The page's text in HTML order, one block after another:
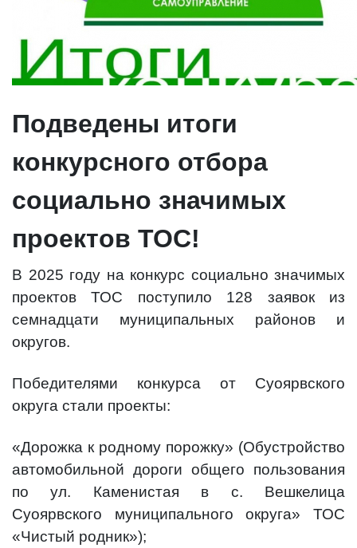
Подведены итоги
конкурсного отбора
социально значимых
проектов ТОС!
В 2025 году на конкурс социально значимых
проектов ТОС поступило 128 заявок из
семнадцати муниципальных районов и
округов.
Победителями конкурса от Суоярвского
округа стали проекты:
«Дорожка к родному порожку» (Обустройство
автомобильной дороги общего пользования
по ул. Каменистая в с. Вешкелица
Суоярвского муниципального округа» ТОС
«Чистый родник»);